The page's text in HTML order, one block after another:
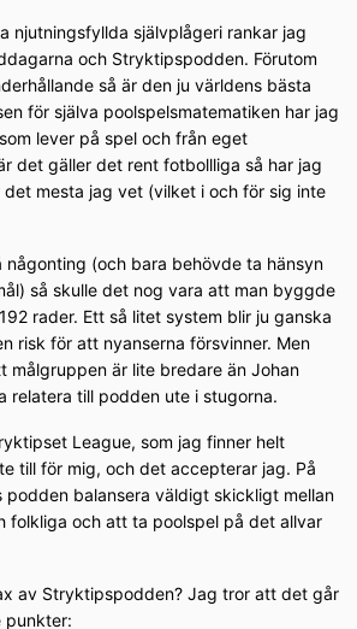
njutningsfyllda självplågeri rankar jag
och Stryktipspodden. Förutom
så är den ju världens bästa
för själva poolspelsmatematiken har jag
lever på spel och från eget
det gäller det rent fotbollliga så har jag
mesta jag vet (vilket i och för sig inte
(och bara behövde ta hänsyn
så skulle det nog vara att man byggde
rader. Ett så litet system blir ju ganska
risk för att nyanserna försvinner. Men
målgruppen är lite bredare än Johan
relatera till podden ute i stugorna.
League, som jag finner helt
till för mig, och det accepterar jag. På
balansera väldigt skickligt mellan
folkliga och att ta poolspel på det allvar
av Stryktipspodden? Jag tror att det går
punkter: